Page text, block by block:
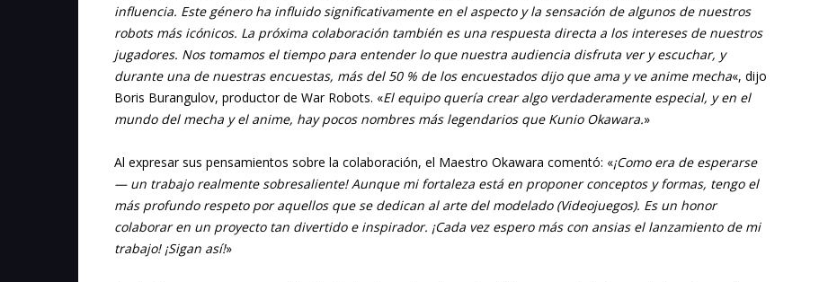
influencia. Este género ha influido significativamente en el aspecto y la sensación de algunos de nuestros
robots más icónicos. La próxima colaboración también es una respuesta directa a los intereses de nuestros
jugadores. Nos tomamos el tiempo para entender lo que nuestra audiencia disfruta ver y escuchar, y
durante una de nuestras encuestas, más del 50 % de los encuestados dijo que ama y ve anime mecha«, dijo
Boris Burangulov, productor de War Robots. «El equipo quería crear algo verdaderamente especial, y en el
mundo del mecha y el anime, hay pocos nombres más legendarios que Kunio Okawara.»
Al expresar sus pensamientos sobre la colaboración, el Maestro Okawara comentó: «¡Como era de esperarse
— un trabajo realmente sobresaliente! Aunque mi fortaleza está en proponer conceptos y formas, tengo el
más profundo respeto por aquellos que se dedican al arte del modelado (Videojuegos). Es un honor
colaborar en un proyecto tan divertido e inspirador. ¡Cada vez espero más con ansias el lanzamiento de mi
trabajo! ¡Sigan así!»